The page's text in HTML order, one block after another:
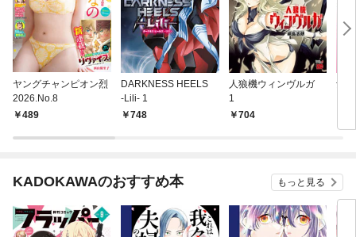
ヤングチャンピオン烈
2026.No.8
489
DARKNESS HEELS
‐Lili‐ 1
748
人狼機ウィンヴルガ
1
704
紫
KADOKAWAのおすすめ本 もっと見る